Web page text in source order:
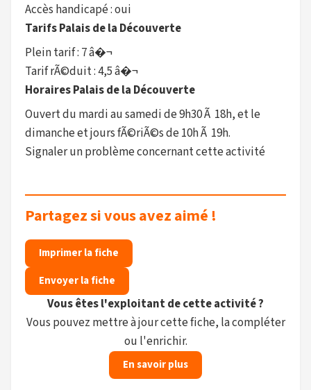
Accès handicapé : oui
Tarifs Palais de la Découverte
Plein tarif : 7 â�¬
Tarif rÃ©duit : 4,5 â�¬
Horaires Palais de la Découverte
Ouvert du mardi au samedi de 9h30 Ã 18h, et le
dimanche et jours fÃ©riÃ©s de 10h Ã 19h.
Signaler un problème concernant cette activité
Partagez si vous avez aimé !
Imprimer la fiche
Envoyer la fiche
Vous êtes l'exploitant de cette activité ?
Vous pouvez mettre à jour cette fiche, la compléter
ou l'enrichir.
En savoir plus